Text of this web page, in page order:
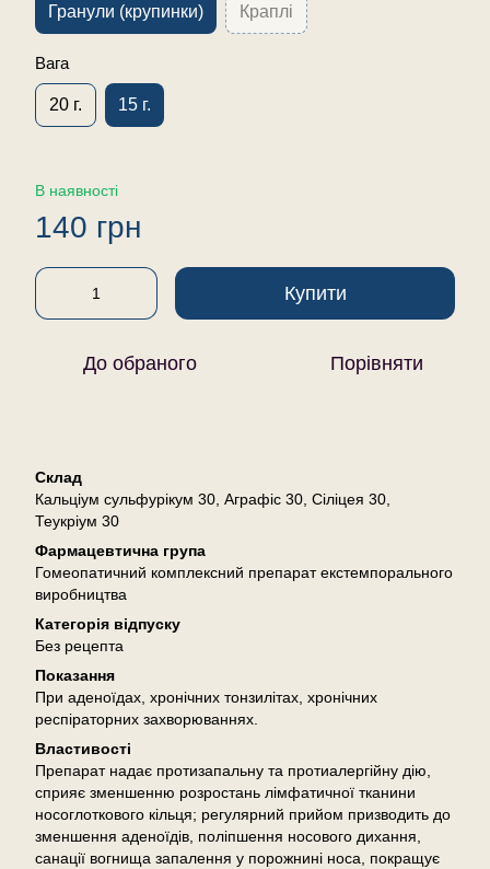
Гранули (крупинки) Краплі
Вага
20 г. 15 г.
В наявності
140 грн
Купити
До обраного Порівняти
Склад
Кальціум сульфурікум 30, Аграфіс 30, Сіліцея 30,
Теукріум 30
Фармацевтична група
Гомеопатичний комплексний препарат екстемпорального
виробництва
Категорія відпуску
Без рецепта
Показання
При аденоїдах, хронічних тонзилітах, хронічних
респіраторних захворюваннях.
Властивості
Препарат надає протизапальну та протиалергійну дію,
сприяє зменшенню розростань лімфатичної тканини
носоглоткового кільця; регулярний прийом призводить до
зменшення аденоїдів, поліпшення носового дихання,
санації вогнища запалення у порожнині носа, покращує